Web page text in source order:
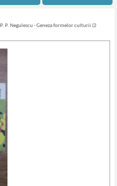
P. P. Negulescu - Geneza formelor culturii (2